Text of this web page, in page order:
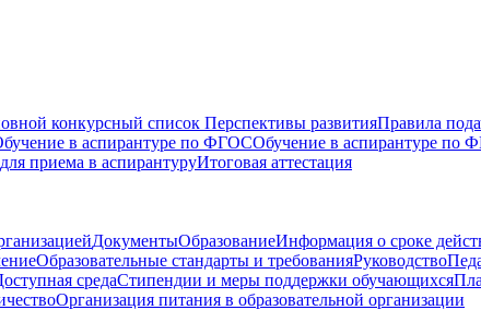
конкурсный список Перспективы развитияПравила
в аспирантуре по ФГОСОбучение в аспирантуре по
приема в аспирантуруИтоговая аттестация
ДокументыОбразованиеИнформация о сроке
Образовательные стандарты и требованияРуководство
средаСтипендии и меры поддержки обучающихся
Организация питания в образовательной организации